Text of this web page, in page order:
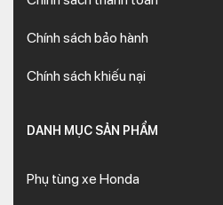
Chính sách bảo hành
Chính sách khiếu nại
DANH MỤC SẢN PHẨM
Phụ tùng xe Honda